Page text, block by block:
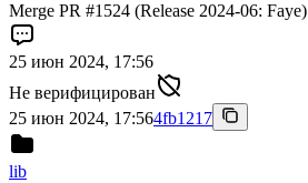
Merge PR #1524 (Release 2024-06:
25 июн 2024, 17:56
Не верифицирован
25 июн 2024, 17:564fb1217
lib